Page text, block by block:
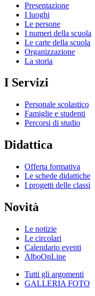
Presentazione
I luoghi
Le persone
I numeri della scuola
Le carte della scuola
Organizzazione
La storia
I Servizi
Personale scolastico
Famiglie e studenti
Percorsi di studio
Didattica
Offerta formativa
Le schede didattiche
I progetti delle classi
Novità
Le notizie
Le circolari
Calendario eventi
AlboOnLine
Tutti gli argomenti
GALLERIA FOTO